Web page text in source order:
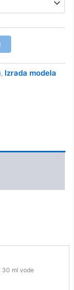
, Izrada modela
30 ml vode